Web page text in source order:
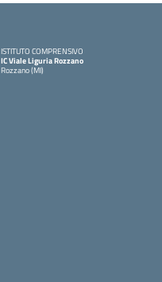
ISTITUTO COMPRENSIVO
IC Viale Liguria Rozzano
Rozzano (MI)